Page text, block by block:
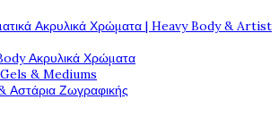
Ακρυλικά Χρώματα | Heavy Body & Artist
Ακρυλικά Χρώματα
& Mediums
Αστάρια Ζωγραφικής